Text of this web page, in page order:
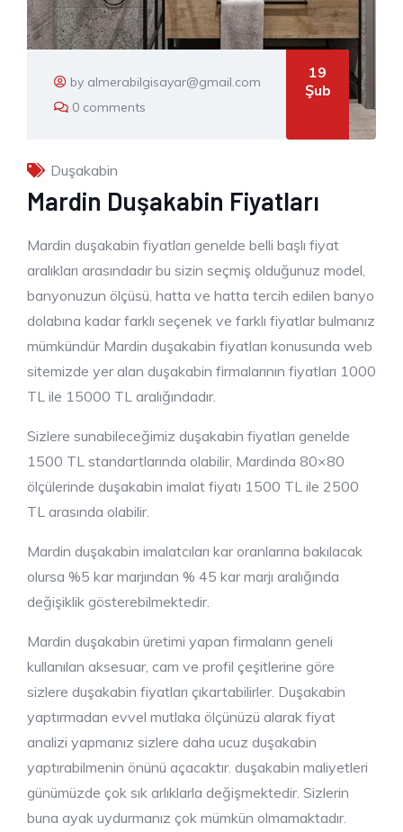
by almerabilgisayar@gmail.com
0 comments
19
Şub
Duşakabin
Mardin Duşakabin Fiyatları
Mardin duşakabin fiyatları genelde belli başlı fiyat
aralıkları arasındadır bu sizin seçmiş olduğunuz model,
banyonuzun ölçüsü, hatta ve hatta tercih edilen banyo
dolabına kadar farklı seçenek ve farklı fiyatlar bulmanız
mümkündür Mardin duşakabin fiyatları konusunda web
sitemizde yer alan duşakabin firmalarının fiyatları 1000
TL ile 15000 TL aralığındadır.
Sizlere sunabileceğimiz duşakabin fiyatları genelde
1500 TL standartlarında olabilir, Mardinda 80×80
ölçülerinde duşakabin imalat fiyatı 1500 TL ile 2500
TL arasında olabilir.
Mardin duşakabin imalatcıları kar oranlarına bakılacak
olursa %5 kar marjından % 45 kar marjı aralığında
değişiklik gösterebilmektedir.
Mardin duşakabin üretimi yapan firmaların geneli
kullanılan aksesuar, cam ve profil çeşitlerine göre
sizlere duşakabin fiyatları çıkartabilirler. Duşakabin
yaptırmadan evvel mutlaka ölçünüzü alarak fiyat
analizi yapmanız sizlere daha ucuz duşakabin
yaptırabilmenin önünü açacaktır. duşakabin maliyetleri
günümüzde çok sık arlıklarla değişmektedir. Sizlerin
buna ayak uydurmanız çok mümkün olmamaktadır.